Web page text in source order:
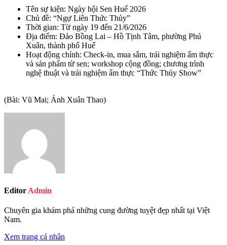
Tên sự kiện: Ngày hội Sen Huế 2026
Chủ đề: “Ngự Liên Thức Thủy”
Thời gian: Từ ngày 19 đến 21/6/2026
Địa điểm: Đảo Bồng Lai – Hồ Tịnh Tâm, phường Phú
Xuân, thành phố Huế
Hoạt động chính: Check-in, mua sắm, trải nghiệm ẩm thực
và sản phẩm từ sen; workshop cộng đồng; chương trình
nghệ thuật và trải nghiệm ẩm thực “Thức Thủy Show”
(Bài: Vũ Mai; Ảnh Xuân Thao)
Editor Admin
Chuyên gia khám phá những cung đường tuyệt đẹp nhất tại Việt
Nam.
Xem trang cá nhân